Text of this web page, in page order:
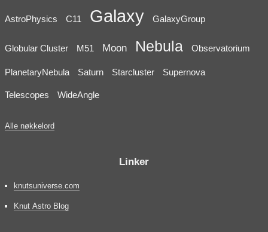
AstroPhysics C11 Galaxy GalaxyGroup
Globular Cluster M51 Moon Nebula Observatorium
PlanetaryNebula Saturn Starcluster Supernova
Telescopes WideAngle
Alle nøkkelord
Linker
knutsuniverse.com
Knut Astro Blog